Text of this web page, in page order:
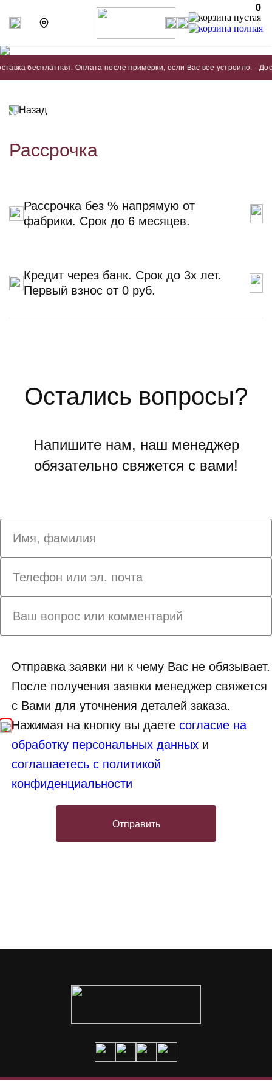
0
0
бесплатная. Оплата после примерки, если Вас все устроило. ·
Назад
Рассрочка
Рассрочка без % напрямую от
фабрики. Срок до 6 месяцев.
Кредит через банк. Срок до 3х лет.
Первый взнос от 0 руб.
Остались вопросы?
Напишите нам, наш менеджер
обязательно свяжется с вами!
Отправка заявки ни к чему Вас не обязывает.
После получения заявки менеджер свяжется
с Вами для уточнения деталей заказа.
Нажимая на кнопку вы даетесогласие на
обработку персональных данных и
соглашаетесь с политикой
конфиденциальности
Отправить